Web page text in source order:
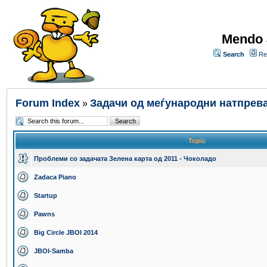
Search
Forum Index » Задачи од меѓународни
Topic
Проблеми со задачата Зелена карта од 2011 - Чоколадо
Zadaca Piano
Startup
Pawns
Big Circle JBOI 2014
JBOI-Samba